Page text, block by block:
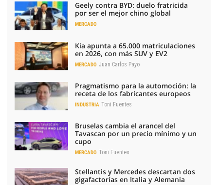
Geely contra BYD: duelo fratricida
por ser el mejor chino global
MERCADO
Kia apunta a 65.000 matriculaciones
en 2026, con más SUV y EV2
MERCADO Juan Carlos Payo
Pragmatismo para la automoción: la
receta de los fabricantes europeos
INDUSTRIA Toni Fuentes
Bruselas cambia el arancel del
Tavascan por un precio mínimo y un
cupo
MERCADO Toni Fuentes
Stellantis y Mercedes descartan dos
gigafactorías en Italia y Alemania